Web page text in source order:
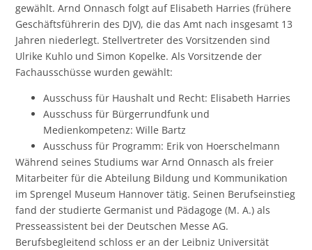
gewählt. Arnd Onnasch folgt auf Elisabeth Harries (frühere
Geschäftsführerin des DJV), die das Amt nach insgesamt 13
Jahren niederlegt. Stellvertreter des Vorsitzenden sind
Ulrike Kuhlo und Simon Kopelke. Als Vorsitzende der
Fachausschüsse wurden gewählt:
Ausschuss für Haushalt und Recht: Elisabeth Harries
Ausschuss für Bürgerrundfunk und
Medienkompetenz: Wille Bartz
Ausschuss für Programm: Erik von Hoerschelmann
Während seines Studiums war Arnd Onnasch als freier
Mitarbeiter für die Abteilung Bildung und Kommunikation
im Sprengel Museum Hannover tätig. Seinen Berufseinstieg
fand der studierte Germanist und Pädagoge (M. A.) als
Presseassistent bei der Deutschen Messe AG.
Berufsbegleitend schloss er an der Leibniz Universität